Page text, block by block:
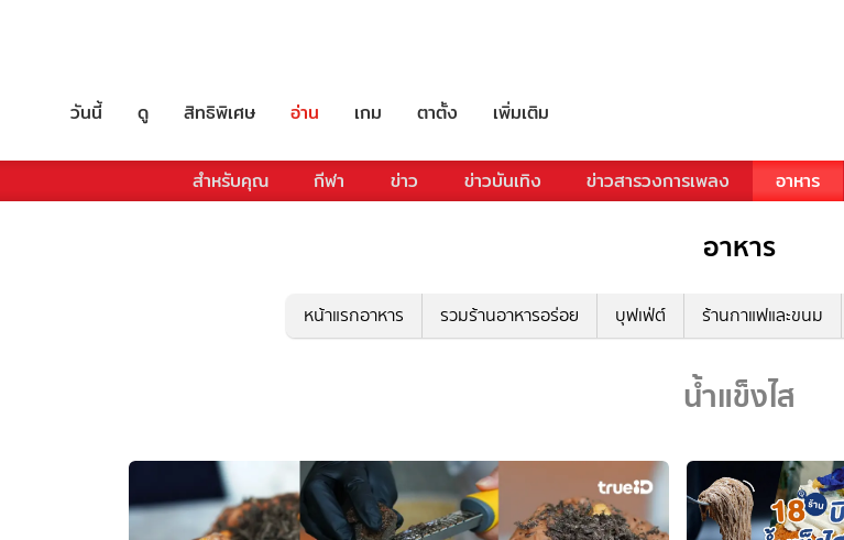
วันนี้ ดู สิทธิพิเศษ อ่าน เกม ตาตั้ง เพิ่มเติม
สำหรับคุณ กีฬา ข่าว ข่าวบันเทิง ข่าวสารวงการเพลง อาหาร
อาหาร
หน้าแรกอาหาร รวมร้านอาหารอร่อย บุฟเฟ่ต์ ร้านกาแฟและขนม
น้ำแข็งไส